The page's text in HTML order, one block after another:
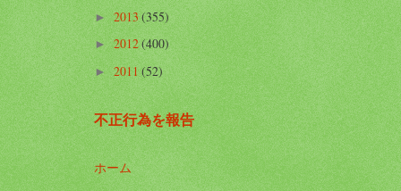
►2013(355)
►2012(400)
►2011(52)
不正行為を報告
ホーム